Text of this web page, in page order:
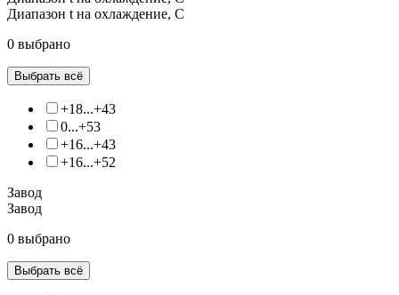
Диапазон t на охлаждение, С
0 выбрано
Выбрать всё
+18...+43
0...+53
+16...+43
+16...+52
Завод
Завод
0 выбрано
Выбрать всё